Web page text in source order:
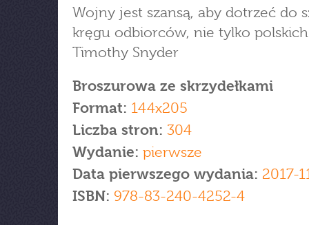
Wojny jest szansą, aby dotrzeć do
kręgu odbiorców, nie tylko
Timothy Snyder
Broszurowa ze skrzydełkami
Format: 144x205
Liczba stron: 304
Wydanie: pierwsze
Data pierwszego wydania: 2017-
ISBN: 978-83-240-4252-4